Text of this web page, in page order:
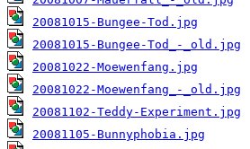
20081015-Bungee-Tod.jpg
20081015-Bungee-Tod_-_old.jpg
20081022-Moewenfang.jpg
20081022-Moewenfang_-_old.jpg
20081102-Teddy-Experiment.jpg
20081105-Bunnyphobia.jpg